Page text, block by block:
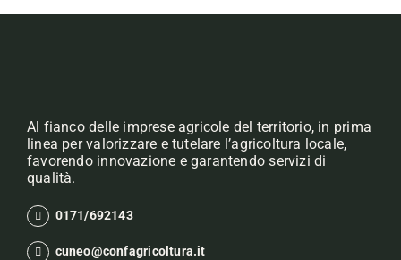
Al fianco delle imprese agricole del territorio, in prima
linea per valorizzare e tutelare l’agricoltura locale,
favorendo innovazione e garantendo servizi di
qualità.
0171/692143
cuneo@confagricoltura.it